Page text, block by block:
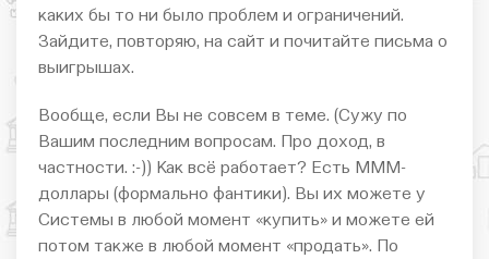
каких бы то ни было проблем и ограничений.
Зайдите, повторяю, на сайт и почитайте письма о
выигрышах.
Вообще, если Вы не совсем в теме. (Сужу по
Вашим последним вопросам. Про доход, в
частности. :-)) Как всё работает? Есть МММ-
доллары (формально фантики). Вы их можете у
Системы в любой момент «купить» и можете ей
потом также в любой момент «продать». По